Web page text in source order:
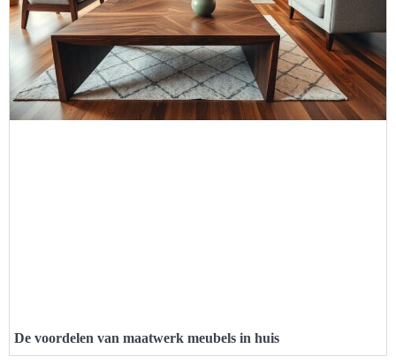
De voordelen van maatwerk meubels in huis